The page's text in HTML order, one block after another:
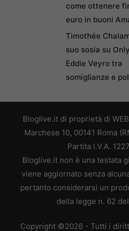
come ottenere
euro in buoni
Timothée
suo sosia su
Eddie Veyro tra
somiglianze e
Bloglive.it di proprietà di
Marchese 10, 00141 Roma
Partita I.V.A.
Bloglive.it non è una testata
viene aggiornato senza
pertanto considerarsi un
della legge n. 62
Copyright ©2026 - Tutti i